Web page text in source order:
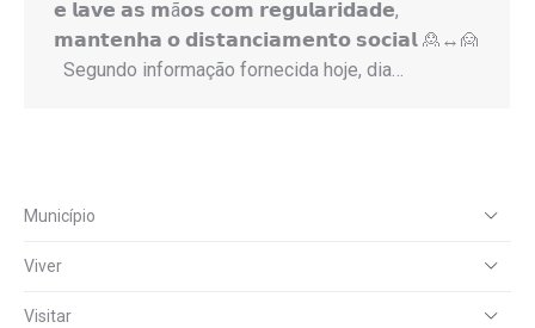
𝗲 𝗹𝗮𝘃𝗲 𝗮𝘀 𝗺ã𝗼𝘀 𝗰𝗼𝗺 𝗿𝗲𝗴𝘂𝗹𝗮𝗿𝗶𝗱𝗮𝗱𝗲,
𝗺𝗮𝗻𝘁𝗲𝗻𝗵𝗮 𝗼 𝗱𝗶𝘀𝘁𝗮𝗻𝗰𝗶𝗮𝗺𝗲𝗻𝘁𝗼 𝘀𝗼𝗰𝗶𝗮𝗹 🙎↔️🙍
Segundo informação fornecida hoje, dia…
Município
Viver
Visitar